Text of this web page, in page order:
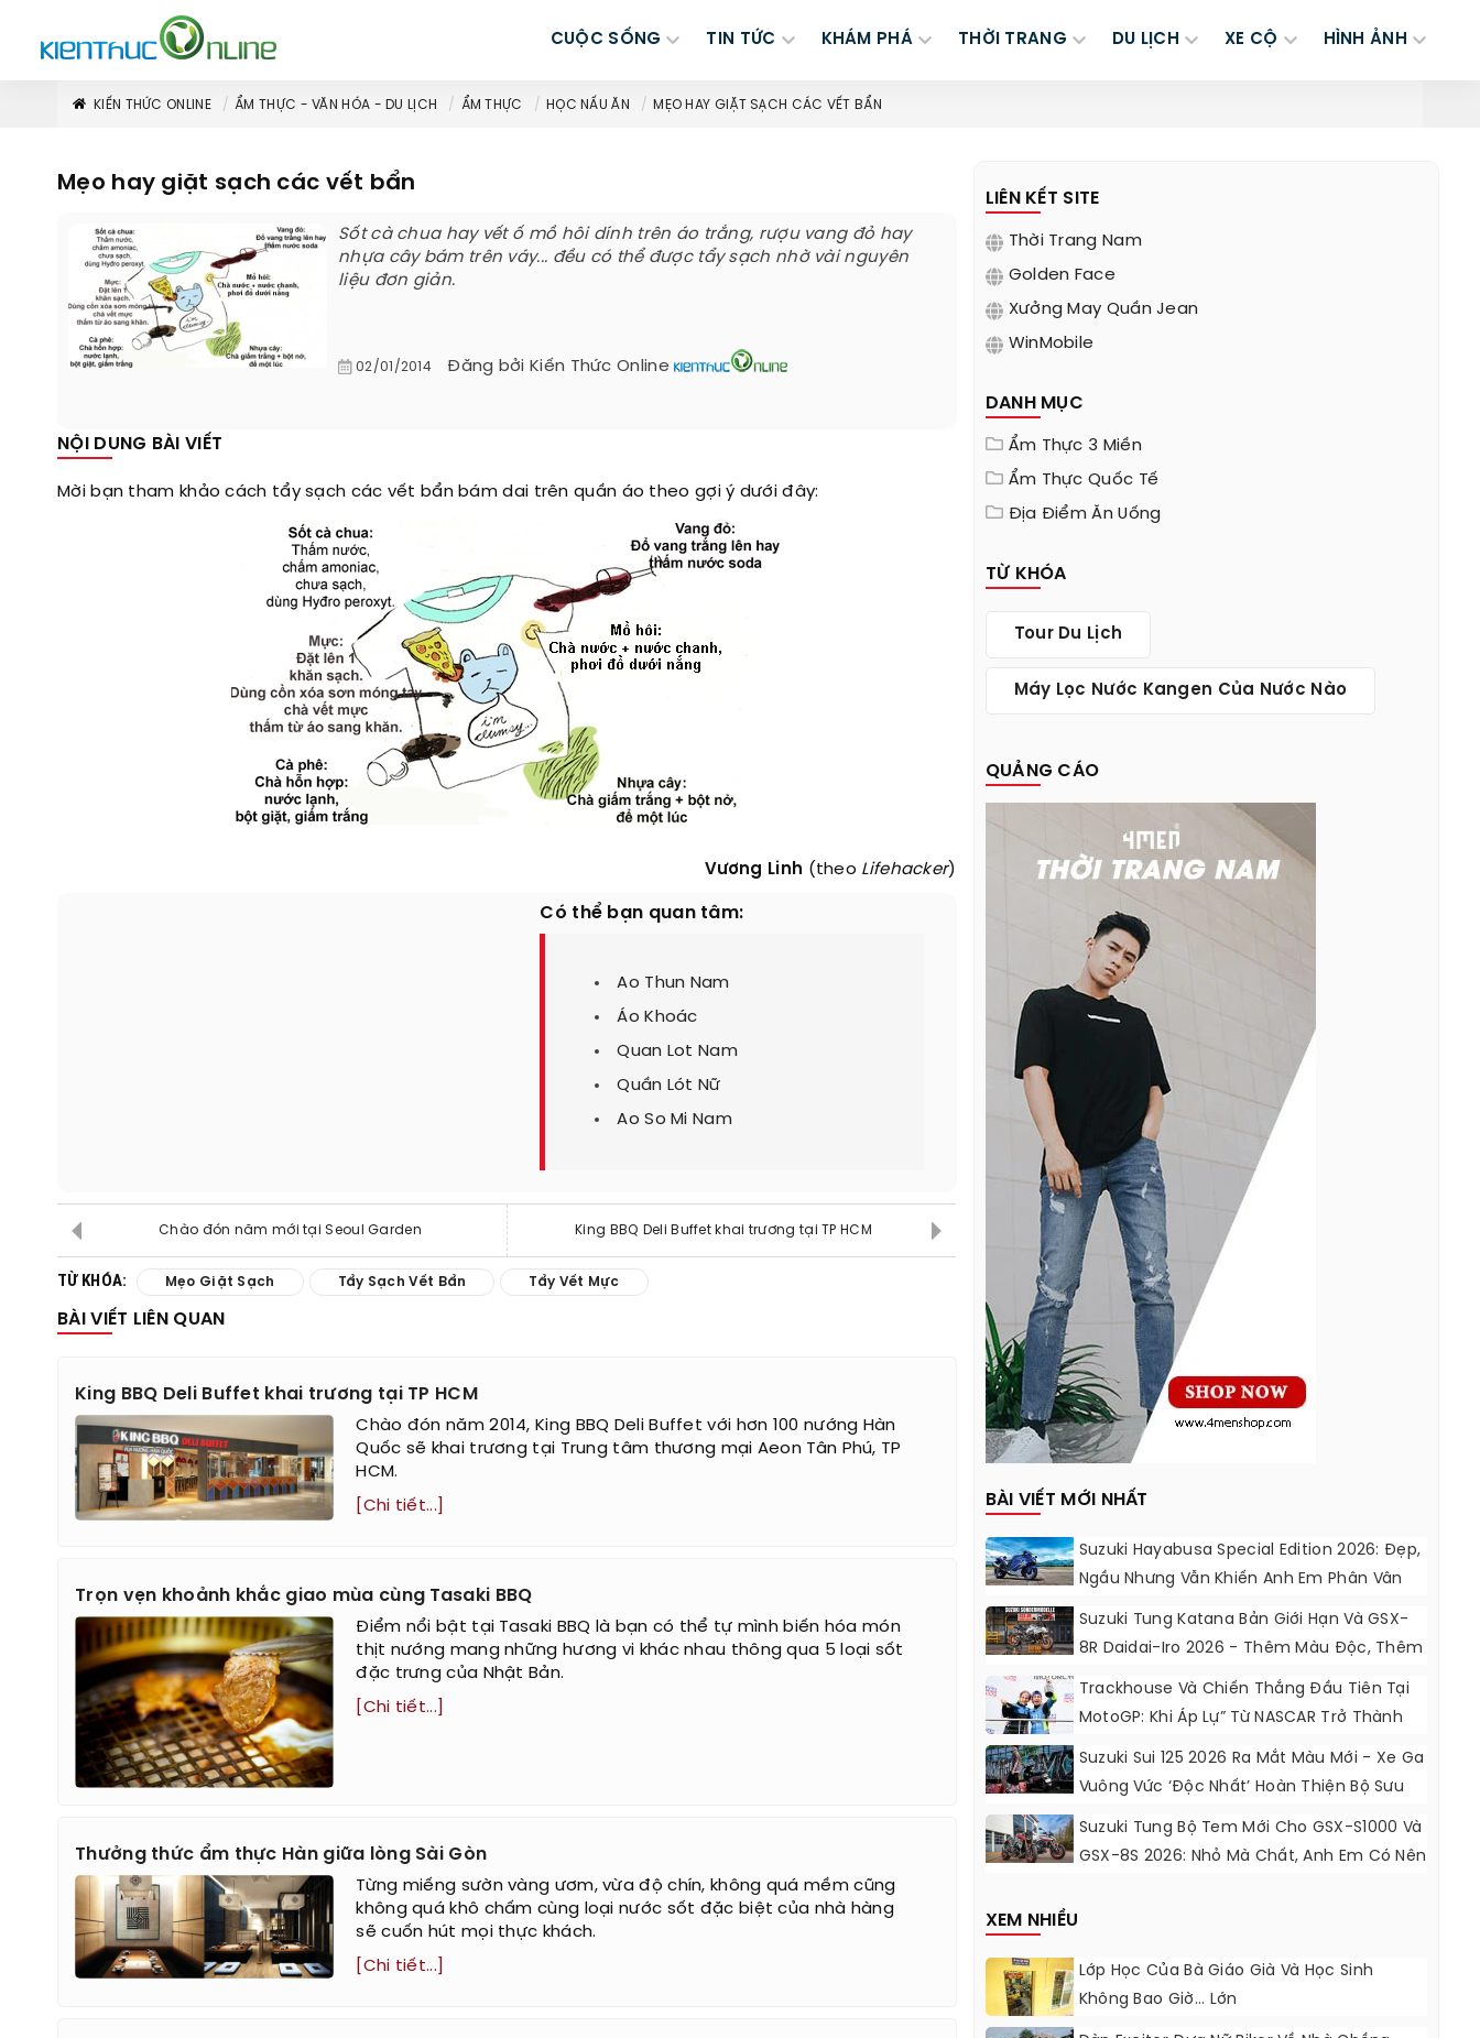
CUỘC SỐNG TIN TỨC KHÁM PHÁ THỜI TRANG DU LỊCH XE CỘ HÌNH ẢNH
KIẾN THỨC ONLINE ẨM THỰC - VĂN HÓA - DU LỊCH ẨM THỰC HỌC NẤU ĂN MẸO HAY GIẶT SẠCH CÁC VẾT BẨN
Mẹo hay giặt sạch các vết bẩn
Sốt cà chua hay vết ố mồ hôi dính trên áo trắng, rượu vang đỏ hay
nhựa cây bám trên váy... đều có thể được tẩy sạch nhờ vài nguyên
liệu đơn giản.
02/01/2014 Đăng bởi Kiến Thức Online
NỘI DUNG BÀI VIẾT
Mời bạn tham khảo cách tẩy sạch các vết bẩn bám dai trên quần áo theo gợi ý dưới đây:
Vương Linh (theo Lifehacker)
Có thể bạn quan tâm:
Ao Thun Nam
Áo Khoác
Quan Lot Nam
Quần Lót Nữ
Ao So Mi Nam
Chào đón năm mới tại Seoul Garden King BBQ Deli Buffet khai trương tại TP HCM
TỪ KHÓA: Mẹo Giặt Sạch Tẩy Sạch Vết Bẩn Tẩy Vết Mực
BÀI VIẾT LIÊN QUAN
King BBQ Deli Buffet khai trương tại TP HCM
Chào đón năm 2014, King BBQ Deli Buffet với hơn 100 nướng Hàn
Quốc sẽ khai trương tại Trung tâm thương mại Aeon Tân Phú, TP
HCM.
[Chi tiết...]
Trọn vẹn khoảnh khắc giao mùa cùng Tasaki BBQ
Điểm nổi bật tại Tasaki BBQ là bạn có thể tự mình biến hóa món
thịt nướng mang những hương vi khác nhau thông qua 5 loại sốt
đặc trưng của Nhật Bản.
[Chi tiết...]
Thưởng thức ẩm thực Hàn giữa lòng Sài Gòn
Từng miếng sườn vàng ươm, vừa độ chín, không quá mềm cũng
không quá khô chấm cùng loại nước sốt đặc biệt của nhà hàng
sẽ cuốn hút mọi thực khách.
[Chi tiết...]
LIÊN KẾT SITE
Thời Trang Nam
Golden Face
Xưởng May Quần Jean
WinMobile
DANH MỤC
Ẩm Thực 3 Miền
Ẩm Thực Quốc Tế
Địa Điểm Ăn Uống
TỪ KHÓA
Tour Du Lịch
Máy Lọc Nước Kangen Của Nước Nào
QUẢNG CÁO
BÀI VIẾT MỚI NHẤT
Suzuki Hayabusa Special Edition 2026: Đẹp,
Ngầu Nhưng Vẫn Khiến Anh Em Phân Vân
Suzuki Tung Katana Bản Giới Hạn Và GSX-
8R Daidai-Iro 2026 - Thêm Màu Độc, Thêm
Đồ Chơi, Thêm Cá Tính
Trackhouse Và Chiến Thắng Đầu Tiên Tại
MotoGP: Khi Áp Lự” Từ NASCAR Trở Thành
Động Lực Ngọt Ngào
Suzuki Sui 125 2026 Ra Mắt Màu Mới - Xe Ga
Vuông Vức ‘độc Nhất’ Hoàn Thiện Bộ Sưu
Tập 7 Sắc Cầu Vồng
Suzuki Tung Bộ Tem Mới Cho GSX-S1000 Và
GSX-8S 2026: Nhỏ Mà Chất, Anh Em Có Nên
XEM NHIỀU
Lớp Học Của Bà Giáo Già Và Học Sinh
Không Bao Giờ... Lớn